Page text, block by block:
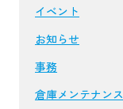
イベント
お知らせ
事務
倉庫メンテナンス